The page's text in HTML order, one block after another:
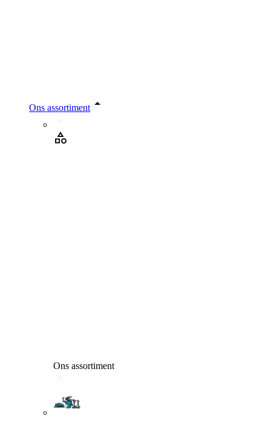
Ons assortiment
Ons assortiment